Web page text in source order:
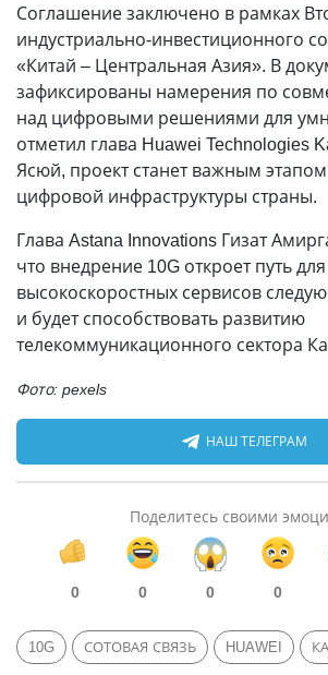
Соглашение заключено в рамках
индустриально-инвестиционного
«Китай – Центральная Азия». В
зафиксированы намерения по
над цифровыми решениями для
отметил глава Huawei Technologies
Ясюй, проект станет важным
цифровой инфраструктуры страны.
Глава Astana Innovations Гизат
что внедрение 10G откроет путь для
высокоскоростных сервисов
и будет способствовать развитию
телекоммуникационного сектора
Фото: pexels
НАШ ТЕЛЕГРАМ
Поделитесь своими
0 0 0 0
10G СОТОВАЯ СВЯЗЬ HUAWEI